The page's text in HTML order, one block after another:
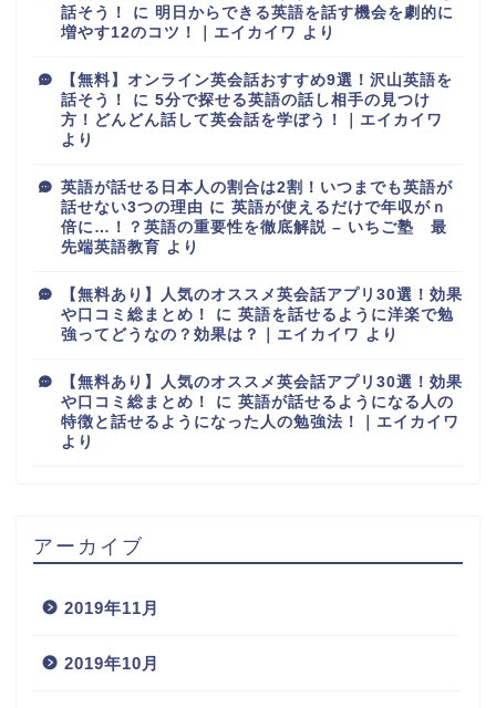
話そう！
に 明日からできる英語を話す機会を劇的に
増やす12のコツ！｜エイカイワ より
【無料】オンライン英会話おすすめ9選！沢山英語を
話そう！
に 5分で探せる英語の話し相手の見つけ
方！どんどん話して英会話を学ぼう！｜エイカイワ
より
英語が話せる日本人の割合は2割！いつまでも英語が
話せない3つの理由 に 英語が使えるだけで年収がｎ
倍に…！？英語の重要性を徹底解説 – いちご塾 最
先端英語教育 より
【無料あり】人気のオススメ英会話アプリ30選！効果
や口コミ総まとめ！
に 英語を話せるように洋楽で勉
強ってどうなの？効果は？｜エイカイワ より
【無料あり】人気のオススメ英会話アプリ30選！効果
や口コミ総まとめ！
に 英語が話せるようになる人の
特徴と話せるようになった人の勉強法！｜エイカイワ
より
アーカイブ
2019年11月
2019年10月